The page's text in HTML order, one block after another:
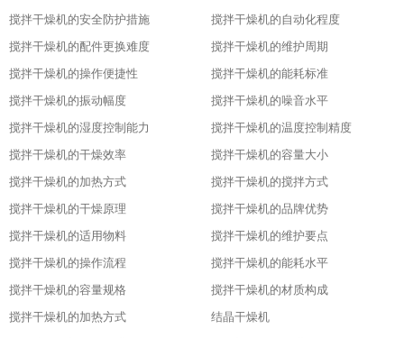
搅拌干燥机的安全防护措施
搅拌干燥机的自动化程度
搅拌干燥机的配件更换难度
搅拌干燥机的维护周期
搅拌干燥机的操作便捷性
搅拌干燥机的能耗标准
搅拌干燥机的振动幅度
搅拌干燥机的噪音水平
搅拌干燥机的湿度控制能力
搅拌干燥机的温度控制精度
搅拌干燥机的干燥效率
搅拌干燥机的容量大小
搅拌干燥机的加热方式
搅拌干燥机的搅拌方式
搅拌干燥机的干燥原理
搅拌干燥机的品牌优势
搅拌干燥机的适用物料
搅拌干燥机的维护要点
搅拌干燥机的操作流程
搅拌干燥机的能耗水平
搅拌干燥机的容量规格
搅拌干燥机的材质构成
搅拌干燥机的加热方式
结晶干燥机